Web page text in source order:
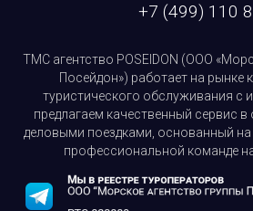
+7 (499) 110
ТМС агентство POSEIDON (ООО
Посейдон») работает на рынке
туристического обслуживания с
предлагаем качественный сервис
деловыми поездками, основанный
профессиональной команде